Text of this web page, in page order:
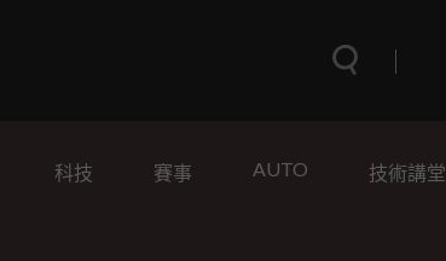
科技 賽事 AUTO 技術講堂